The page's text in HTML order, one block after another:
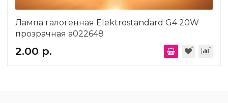
Лампа галогенная Elektrostandard G4 20W
прозрачная a022648
2.00 р.